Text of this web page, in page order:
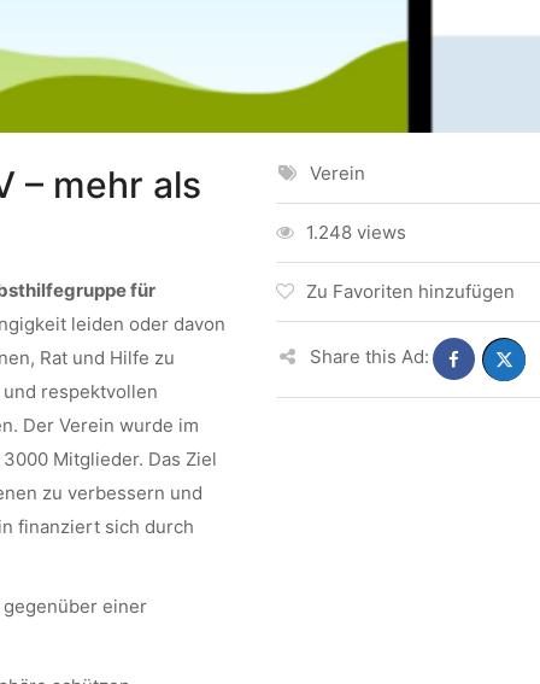
– mehr als
für
leiden oder davon
Rat und Hilfe zu
respektvollen
Der Verein wurde im
Mitglieder. Das Ziel
zu verbessern und
finanziert sich durch
einer
Verein
1.248 views
Zu Favoriten hinzufügen
Share this Ad: